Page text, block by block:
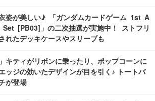
姿が美しい♪ 「ガンダムカードゲーム 1st A
[PB03]」の二次抽選が実施中！ ストフリ
れたデッキケースやスリーブも
キティがリボンに乗ったり、ポップコーンに
ッジの効いたデザインが目を引く♪ トートバ
が登場